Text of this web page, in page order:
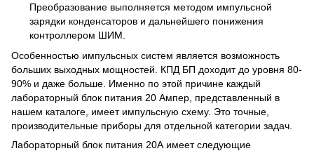
Преобразование выполняется методом импульсной
зарядки конденсаторов и дальнейшего понижения
контроллером ШИМ.
Особенностью импульсных систем является возможность
больших выходных мощностей. КПД БП доходит до уровня 80-
90% и даже больше. Именно по этой причине каждый
лабораторный блок питания 20 Ампер, представленный в
нашем каталоге, имеет импульсную схему. Это точные,
производительные приборы для отдельной категории задач.
Лабораторный блок питания 20А имеет следующие